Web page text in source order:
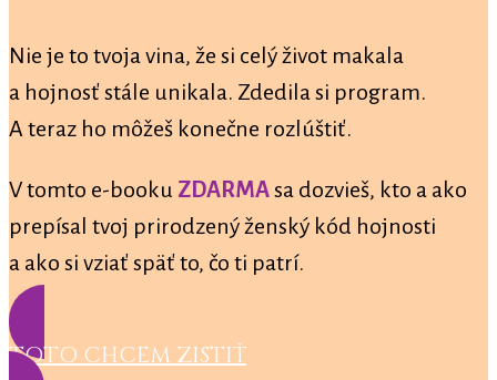
Nie je to tvoja vina, že si celý život makala
a hojnosť stále unikala. Zdedila si program.
A teraz ho môžeš konečne rozlúštiť.
V tomto e-booku ZDARMAsa dozvieš, kto a ako
prepísal tvoj prirodzený ženský kód hojnosti
a ako si vziať späť to, čo ti patrí.
TOTO CHCEM ZISTIŤ